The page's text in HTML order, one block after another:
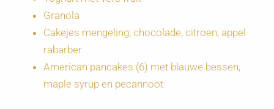
Granola
Cakejes mengeling; chocolade, citroen, appel
rabarber
American pancakes (6) met blauwe bessen,
maple syrup en pecannoot